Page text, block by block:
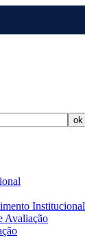
Institucional
Avaliação